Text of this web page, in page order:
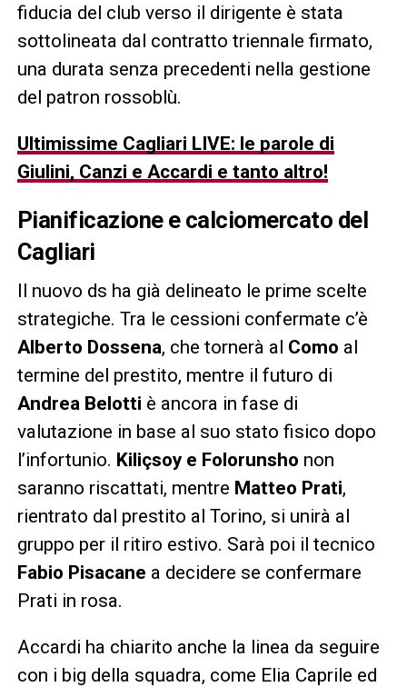
fiducia del club verso il dirigente è stata
sottolineata dal contratto triennale firmato,
una durata senza precedenti nella gestione
del patron rossoblù.
Ultimissime Cagliari LIVE: le parole di
Giulini, Canzi e Accardi e tanto altro!
Pianificazione e calciomercato del
Cagliari
Il nuovo ds ha già delineato le prime scelte
strategiche. Tra le cessioni confermate c’è
Alberto Dossena, che tornerà al Como al
termine del prestito, mentre il futuro di
Andrea Belotti è ancora in fase di
valutazione in base al suo stato fisico dopo
l’infortunio. Kiliçsoy e Folorunsho non
saranno riscattati, mentre Matteo Prati,
rientrato dal prestito al Torino, si unirà al
gruppo per il ritiro estivo. Sarà poi il tecnico
Fabio Pisacane a decidere se confermare
Prati in rosa.
Accardi ha chiarito anche la linea da seguire
con i big della squadra, come Elia Caprile ed